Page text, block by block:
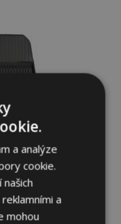
a analýze
cookie.
a
mohou